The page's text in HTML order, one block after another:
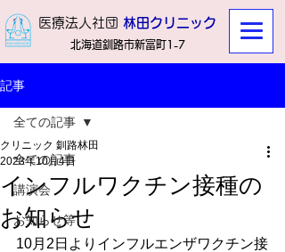
北海道釧路市新富町1-7
​医療法人社団 林田クリニック
記事
全ての記事
講演会
お知らせ等
全ての記事
インフルワクチン接種の
お知らせ
クリニック 釧路林田
2023年10月4日
10月2日よりインフルエンザワクチン接